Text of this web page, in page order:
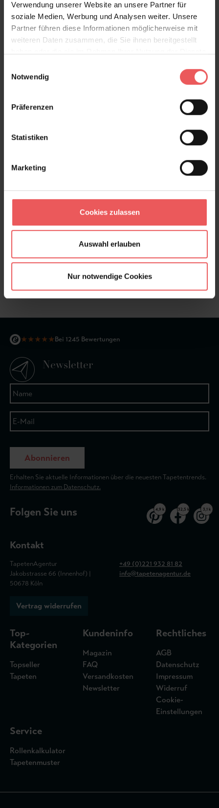
Verwendung unserer Website an unsere Partner für
soziale Medien, Werbung und Analysen weiter. Unsere
Partner führen diese Informationen möglicherweise mit
weiteren Daten zusammen, die Sie ihnen bereitgestellt
Notwendig
Präferenzen
Statistiken
Marketing
Cookies zulassen
Auswahl erlauben
Nur notwendige Cookies
Produktgalerie überspringen
Varianten
74,95 €
★★★★★Bei 1245 Bewertungen
Newsletter
Abonnieren
Erhalten Sie aktuelle Informationen über die neuesten Tapetentrends.
Informationen zum Datenschutz.
Folgen Sie uns 4,9 k 32,5 k 3,1 k
Kontakt
TapetenAgentur
Jakobstrasse 66 (Innenhof) |
50678 Köln
+49 (0)221 932 81 82
info@tapetenagentur.de
Vertrag widerrufen
Top-
Kategorien
Topseller
Tapeten
Kundeninfo
Magazin
FAQ
Versandkosten
Newsletter
Rechtliches
AGB
Datenschutz
Impressum
Widerruf
Cookie-
Einstellungen
Service
Rollenkalkulator
Tapetenmuster